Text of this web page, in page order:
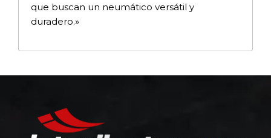
que buscan un neumático versátil y
duradero.»